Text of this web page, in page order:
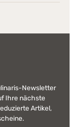
Newsletter
Ihre nächste
Artikel,